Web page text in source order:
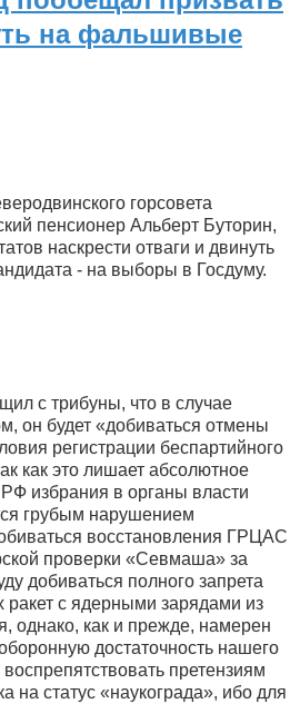
на фальшивые
горсовета
пенсионер Альберт Буторин,
наскрести отваги и двинуть
- на выборы в Госдуму.
с трибуны, что в случае
он будет «добиваться отмены
регистрации беспартийного
как это лишает абсолютное
избрания в органы власти
грубым нарушением
восстановления ГРЦАС
проверки «Севмаша» за
добиваться полного запрета
ракет с ядерными зарядами из
однако, как и прежде, намерен
достаточность нашего
претензиям
на статус «наукограда», ибо для